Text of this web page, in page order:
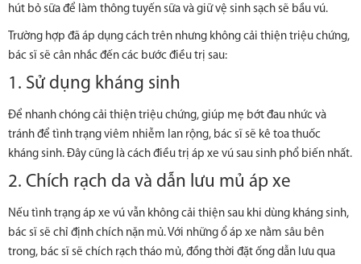
hút bỏ sữa để làm thông tuyến sữa và giữ vệ sinh sạch sẽ bầu vú.
Trường hợp đã áp dụng cách trên nhưng không cải thiện triệu chứng,
bác sĩ sẽ cân nhắc đến các bước điều trị sau:
1. Sử dụng kháng sinh
Để nhanh chóng cải thiện triệu chứng, giúp mẹ bớt đau nhức và
tránh để tình trạng viêm nhiễm lan rộng, bác sĩ sẽ kê toa thuốc
kháng sinh. Đây cũng là cách điều trị áp xe vú sau sinh phổ biến nhất.
2. Chích rạch da và dẫn lưu mủ áp xe
Nếu tình trạng áp xe vú vẫn không cải thiện sau khi dùng kháng sinh,
bác sĩ sẽ chỉ định chích nặn mủ. Với những ổ áp xe nằm sâu bên
trong, bác sĩ sẽ chích rạch tháo mủ, đồng thời đặt ống dẫn lưu qua